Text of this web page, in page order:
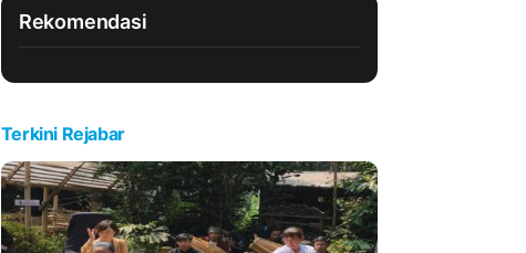
Rekomendasi
Terkini Rejabar